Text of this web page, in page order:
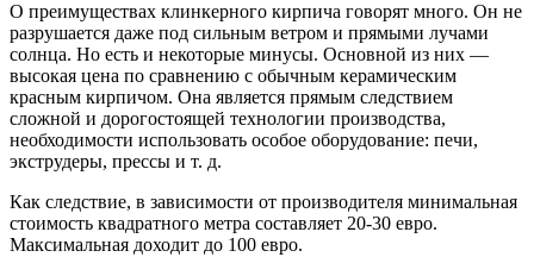
О преимуществах клинкерного кирпича говорят много. Он не
разрушается даже под сильным ветром и прямыми лучами
солнца. Но есть и некоторые минусы. Основной из них —
высокая цена по сравнению с обычным керамическим
красным кирпичом. Она является прямым следствием
сложной и дорогостоящей технологии производства,
необходимости использовать особое оборудование: печи,
экструдеры, прессы и т. д.
Как следствие, в зависимости от производителя минимальная
стоимость квадратного метра составляет 20-30 евро.
Максимальная доходит до 100 евро.